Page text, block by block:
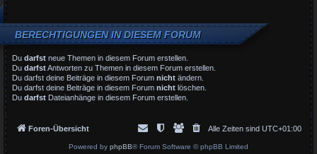
BERECHTIGUNGEN IN DIESEM FORUM
Du darfst neue Themen in diesem Forum erstellen.
Du darfstAntworten zu Themen in diesem Forum erstellen.
Du darfst deine Beiträge in diesem Forum nicht ändern.
Du darfst deine Beiträge in diesem Forum nicht löschen.
Du darfst Dateianhänge in diesem Forum erstellen.
Foren-Übersicht Alle Zeiten sind UTC+01:00
Powered by phpBB® Forum Software © phpBB Limited